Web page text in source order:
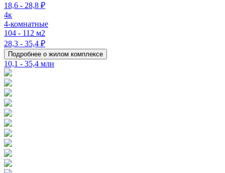
18,6 - 28,8 ₽
4к
4-комнатные
104 - 112 м2
28,3 - 35,4 ₽
Подробнее о жилом комплексе
10,1 - 35,4 млн